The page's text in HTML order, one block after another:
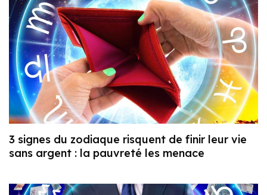
3 signes du zodiaque risquent de finir leur vie
sans argent : la pauvreté les menace